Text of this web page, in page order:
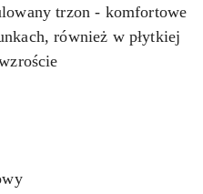
trzon - komfortowe
również w płytkiej